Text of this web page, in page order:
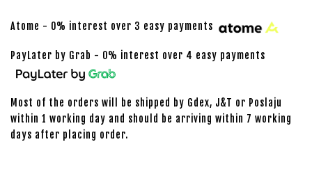
Atome - 0% interest over 3 easy payments
PayLater by Grab - 0% interest over 4 easy payments
Most of the orders will be shipped by Gdex, J&T or Poslaju
within 1 working day and should be arriving within 7 working
days after placing order.